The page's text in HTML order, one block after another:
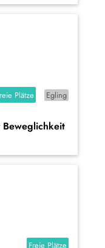
Plätze
Egling
Freie Plätze